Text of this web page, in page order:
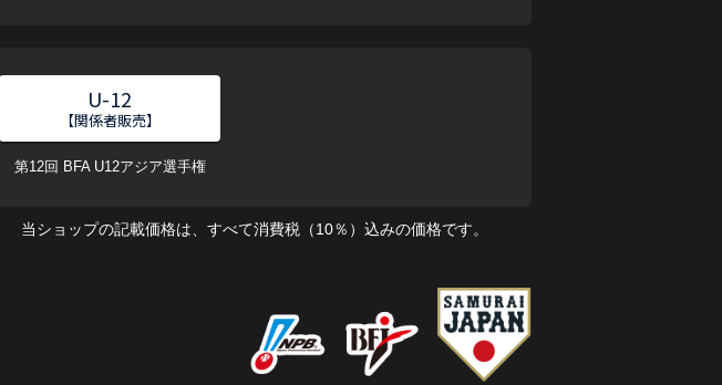
U-12
【関係者販売】
第12回 BFA U12アジア選手権
当ショップの記載価格は、すべて消費税（10％）込みの価格です。